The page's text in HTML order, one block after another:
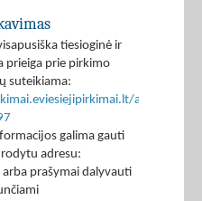
tiesioginė ir
prieiga prie pirkimo
suteikiama:
app/rfq/
galima gauti
adresu:
arba prašymai dalyvauti